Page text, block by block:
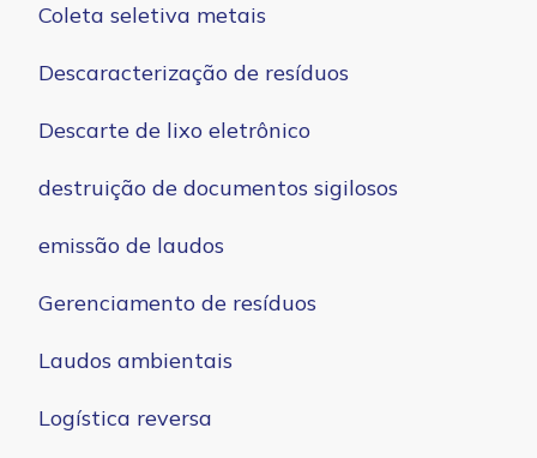
Coleta seletiva metais
Descaracterização de resíduos
Descarte de lixo eletrônico
destruição de documentos sigilosos
emissão de laudos
Gerenciamento de resíduos
Laudos ambientais
Logística reversa